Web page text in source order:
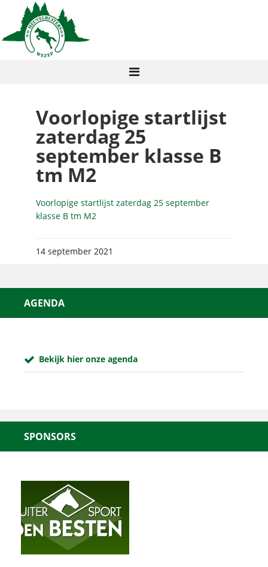
Voorlopige startlijst
zaterdag 25
september klasse B
tm M2
Voorlopige startlijst zaterdag 25 september
klasse B tm M2
14 september 2021
AGENDA
Bekijk hier onze agenda
SPONSORS